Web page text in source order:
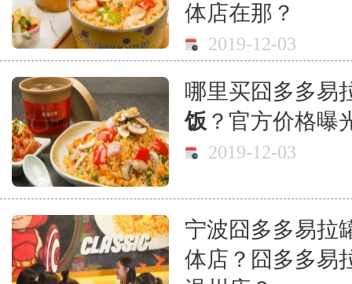
体店在那？
2019-12-03
哪里买囧多多易
饭 ？官方价格曝
2019-12-03
宁波囧多多易拉
体店？囧多多易